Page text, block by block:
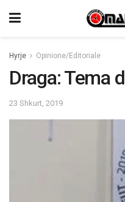
Hyrje Opinione/Editoriale
Draga: Tema
23 Shkurt, 2019